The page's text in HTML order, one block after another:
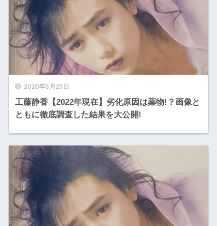
2020年5月25日
工藤静香【2022年現在】劣化原因は薬物!？画像と
ともに徹底調査した結果を大公開!